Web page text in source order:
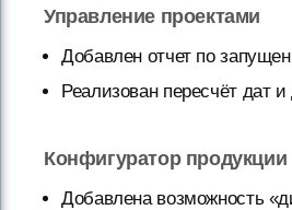
Управление проектами
Добавлен отчет по
Реализован пересчёт дат
Конфигуратор продукции
Добавлена возможность